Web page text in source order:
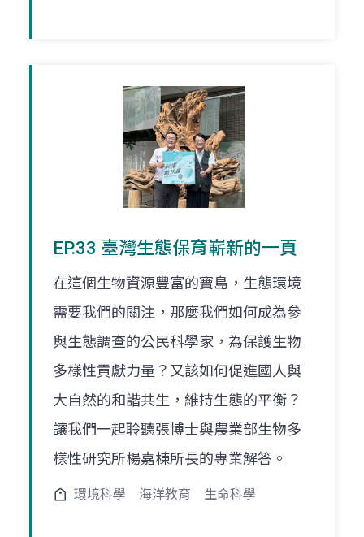
EP.33 臺灣生態保育嶄新的一頁
在這個生物資源豐富的寶島，生態環境
需要我們的關注，那麼我們如何成為參
與生態調查的公民科學家，為保護生物
多樣性貢獻力量？又該如何促進國人與
大自然的和諧共生，維持生態的平衡？
讓我們一起聆聽張博士與農業部生物多
樣性研究所楊嘉棟所長的專業解答。
環境科學 海洋教育 生命科學